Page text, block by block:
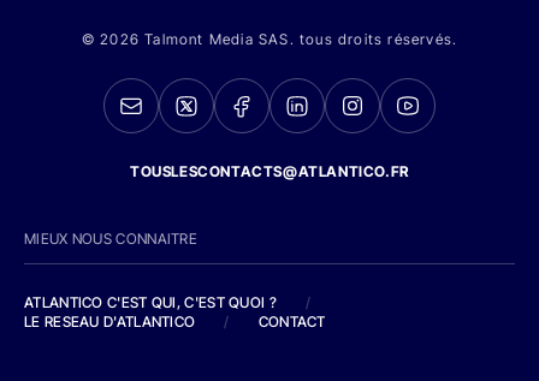
© 2026 Talmont Media SAS. tous droits réservés.
TOUSLESCONTACTS@ATLANTICO.FR
MIEUX NOUS CONNAITRE
ATLANTICO C'EST QUI, C'EST QUOI ?
/
LE RESEAU D'ATLANTICO
/ CONTACT